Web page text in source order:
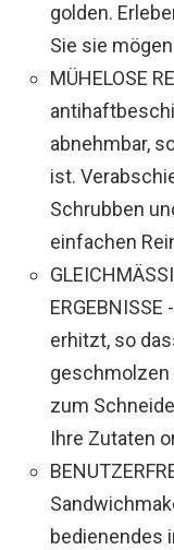
golden.
Sie sie mögen
MÜHELOSE
abnehmbar,
ist.
Schrubben
einfachen
erhitzt, so
geschmolzen
zum
Ihre Zutaten
bedienendes